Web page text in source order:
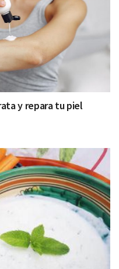
y repara tu piel